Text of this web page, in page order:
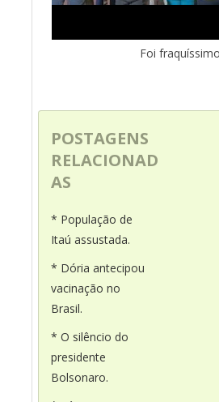
Foi
POSTAGENS
RELACIONAD
AS
* População de
Itaú assustada.
* Dória antecipou
vacinação no
Brasil.
* O silêncio do
presidente
Bolsonaro.